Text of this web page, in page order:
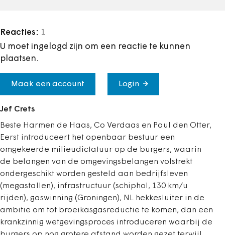
Reacties: 1
U moet ingelogd zijn om een reactie te kunnen
plaatsen.
Maak een account Login
Jef Crets
Beste Harmen de Haas, Co Verdaas en Paul den Otter,
Eerst introduceert het openbaar bestuur een
omgekeerde milieudictatuur op de burgers, waarin
de belangen van de omgevingsbelangen volstrekt
ondergeschikt worden gesteld aan bedrijfsleven
(megastallen), infrastructuur (schiphol, 130 km/u
rijden), gaswinning (Groningen), NL hekkesluiter in de
ambitie om tot broeikasgasreductie te komen, dan een
krankzinnig wetgevingsproces introduceren waarbij de